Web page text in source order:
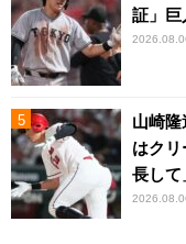
証」巨
山崎
はク
長して